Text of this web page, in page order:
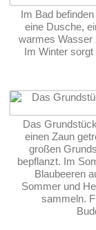
Im Bad
eine Dusche,
warmes Wasser
Im Winter
Das
einen Zaun
großen
bepflanzt. Im
Blaubeeren
Sommer und
sammeln.